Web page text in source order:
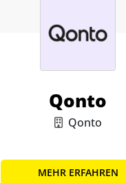
Qonto
Qonto
MEHR ERFAHREN